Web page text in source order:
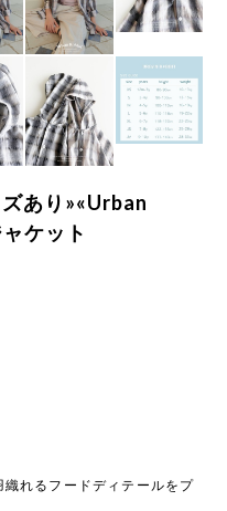
あり»«Urban
ケット
れるフードディテールをプ